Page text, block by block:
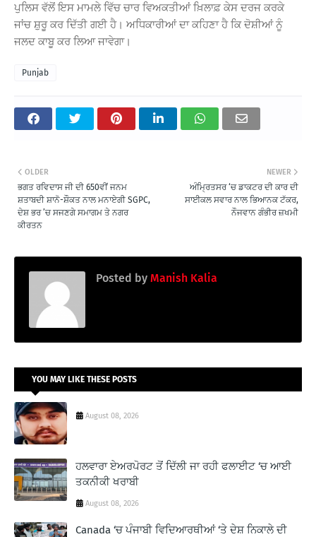
ਪੁਲਿਸ ਵੱਲੋਂ ਇਸ ਮਾਮਲੇ ਵਿੱਚ ਚਾਰ ਵਿਅਕਤੀਆਂ ਖ਼ਿਲਾਫ਼ ਕੇਸ ਦਰਜ ਕਰਕੇ
ਜਾਂਚ ਸ਼ੁਰੂ ਕਰ ਦਿੱਤੀ ਗਈ ਹੈ। ਅਧਿਕਾਰੀਆਂ ਦਾ ਕਹਿਣਾ ਹੈ ਕਿ ਦੋਸ਼ੀਆਂ ਨੂੰ
ਜਲਦ ਕਾਬੂ ਕਰ ਲਿਆ ਜਾਵੇਗਾ।
Punjab
NEWER
ਅੰਮ੍ਰਿਤਸਰ ‘ਚ ਡਾਕਟਰ ਦੀ ਕਾਰ ਦੀ
ਸਾਈਕਲ ਸਵਾਰ ਨਾਲ ਭਿਆਨਕ ਟੱਕਰ,
ਨੌਜਵਾਨ ਗੰਭੀਰ ਜ਼ਖਮੀ
OLDER
ਭਗਤ ਰਵਿਦਾਸ ਜੀ ਦੀ 650ਵੀਂ ਜਨਮ
ਸ਼ਤਾਬਦੀ ਸ਼ਾਨੋ-ਸ਼ੌਕਤ ਨਾਲ ਮਨਾਏਗੀ SGPC,
ਦੇਸ਼ ਭਰ ’ਚ ਸਜਣਗੇ ਸਮਾਗਮ ਤੇ ਨਗਰ
ਕੀਰਤਨ
Posted by Manish Kalia
YOU MAY LIKE THESE POSTS
August 08, 2026
ਹਲਵਾਰਾ ਏਅਰਪੋਰਟ ਤੋਂ ਦਿੱਲੀ ਜਾ ਰਹੀ ਫਲਾਈਟ ‘ਚ ਆਈ
ਤਕਨੀਕੀ ਖਰਾਬੀ
August 08, 2026
Canada ‘ਚ ਪੰਜਾਬੀ ਵਿਦਿਆਰਥੀਆਂ ‘ਤੇ ਦੇਸ਼ ਨਿਕਾਲੇ ਦੀ